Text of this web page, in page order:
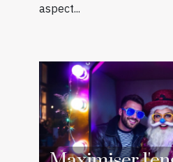
aspect...